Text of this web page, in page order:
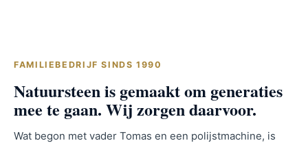
FAMILIEBEDRIJF SINDS 1990
Natuursteen is gemaakt om generaties
mee te gaan. Wij zorgen daarvoor.
Wat begon met vader Tomas en een polijstmachine, is